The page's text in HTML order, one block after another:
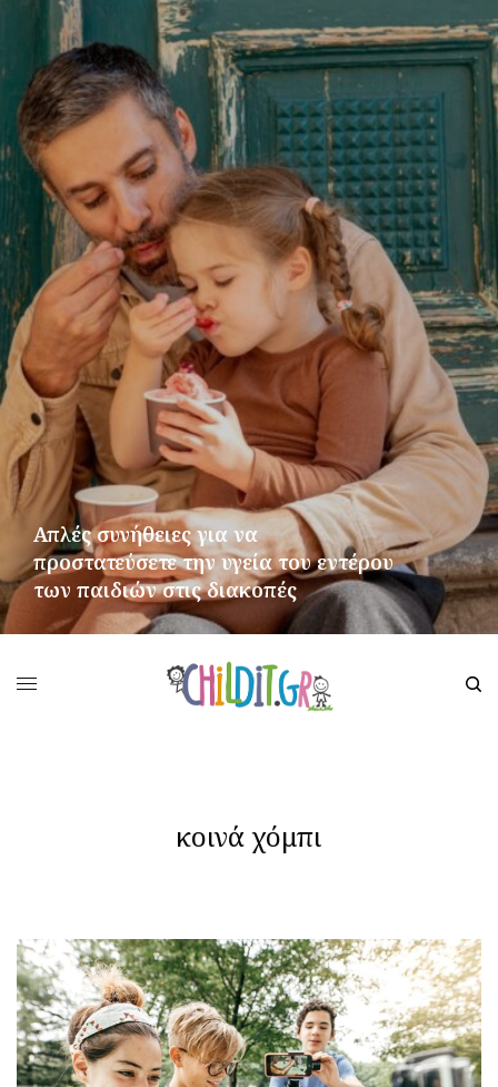
Απλές συνήθειες για να
προστατεύσετε την υγεία του εντέρου
των παιδιών στις διακοπές
κοινά χόμπι